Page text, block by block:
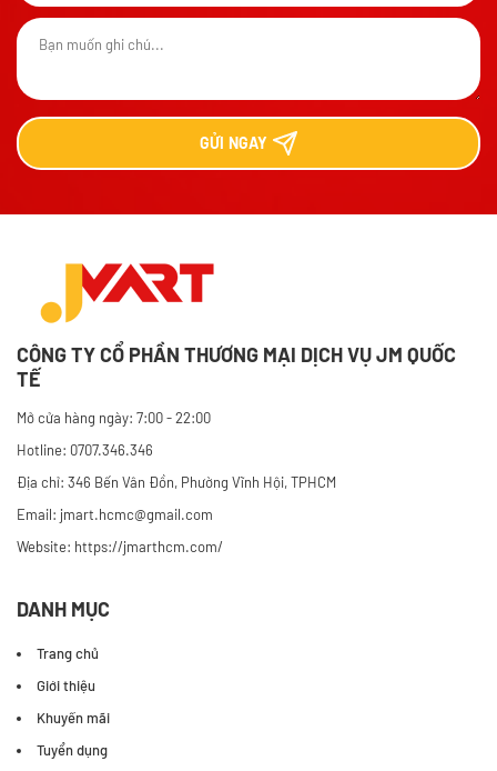
GỬI NGAY
CÔNG TY CỔ PHẦN THƯƠNG MẠI DỊCH VỤ JM QUỐC
TẾ
Mở cửa hàng ngày: 7:00 - 22:00
Hotline: 0707.346.346
Địa chỉ: 346 Bến Vân Đồn, Phường Vĩnh Hội, TPHCM
Email: jmart.hcmc@gmail.com
Website: https://jmarthcm.com/
DANH MỤC
Trang chủ
Giới thiệu
Khuyến mãi
Tuyển dụng